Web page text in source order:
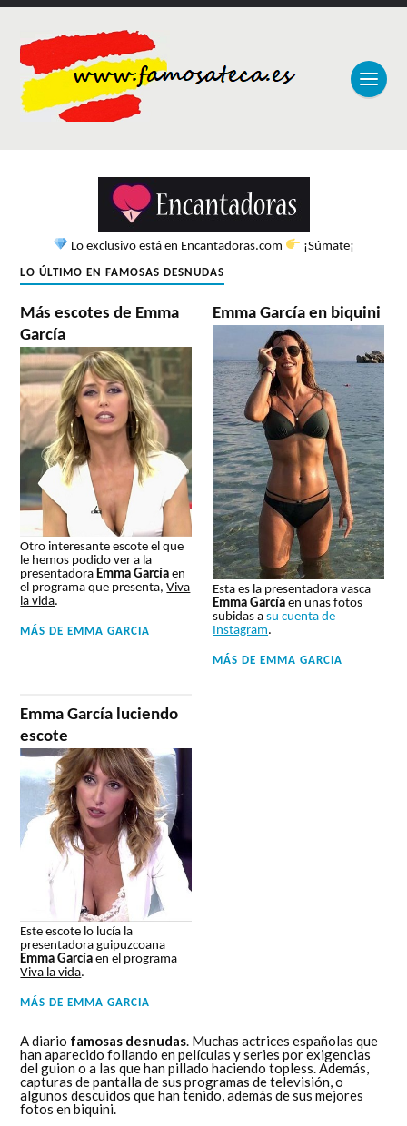
Lo exclusivo está en Encantadoras.com ¡Súmate¡
LO ÚLTIMO EN FAMOSAS DESNUDAS
Más escotes de Emma
García
Otro interesante escote el que
le hemos podido ver a la
presentadoraEmma García en
el programa que presenta,Viva
la vida.
MÁS DE EMMA GARCIA
Emma García en biquini
Esta es la presentadora vasca
Emma García en unas fotos
subidas asu cuenta de
Instagram.
MÁS DE EMMA GARCIA
Emma García luciendo
escote
Este escote lo lucía la
presentadora guipuzcoana
Emma García en el programa
Viva la vida.
MÁS DE EMMA GARCIA
A diario famosas desnudas. Muchas actrices españolas que
han aparecido follando en películas y series por exigencias
del guion o a las que han pillado haciendo topless. Además,
capturas de pantalla de sus programas de televisión, o
algunos descuidos que han tenido, además de sus mejores
fotos en biquini.